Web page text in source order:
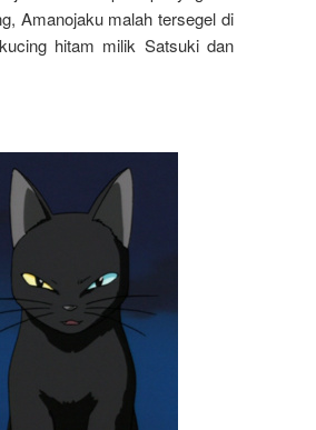
Amanojaku malah tersegel di
hitam milik Satsuki dan